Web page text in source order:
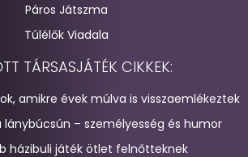
Páros Játszma
Túlélők Viadala
TÁRSASJÁTÉK CIKKEK:
amikre évek múlva is visszaemlékeztek
lánybúcsún – személyesség és humor
házibuli játék ötlet felnőtteknek